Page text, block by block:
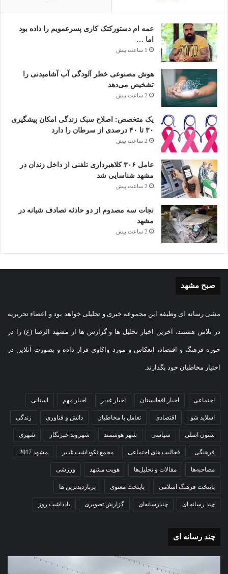
عمه ام دستورکتک کاری پسرعمویم را داده بود
اما …
1 ساعت پیش
هوش مصنوعی خطر آلودگی آب آشامیدنی را
تشخیص می‌دهد
2 ساعت پیش
یک متخصص: اصلاح سبک زندگی امکان پیشگیری
۳۰ تا ۴۰ درصدی از سرطان را دارد
2 ساعت پیش
عامل ۳۰۶ کلاهبرداری تلفنی از داخل زندان در
مشهد شناسایی شد
2 ساعت پیش
نجات سه مصدوم از دو حادثه تصادف شبانه در
مشهد
2 ساعت پیش
صبح مشهد
مشی رسانه ای وظیفه این مجموعه خبری و تحلیلی خواهد بود و اعضاء تحریریه
در تلاش هستند، آخرین اخبار تحلیل ها و گزارش ها از مشهد الرضا (ع) را در
حوزه فرهنگ و اقتصاد، انعکاس و مورد واکاوی قرار داده و بصورت آنلاین در
اختیار مخاطبان خود بگذارند.
اجتماعی اخبار افغانستان اخبار غدیر اخبار مهم استانی
اسلاید شو اقتصادی تعامل با مخاطبان دانش و فناوری زندگی
ستون اصلی سیاسی شهر هوشمند شهروند خبرنگار شهری
فرهنگی فعالیت های اجتماعی مجمع نکوداشت غدیر مشهد 2017
مصاحبه‌ها مقالات و تحلیل‌ها هویت مشهد ورزشی
پایتخت فرهنگ اسلامی پایتخت معنوی پربازدیدترین ها
چند رسانه ای چندرسانه‌ای گزارش تصویری یادداشت روز
چند رسانه ای
تصویری